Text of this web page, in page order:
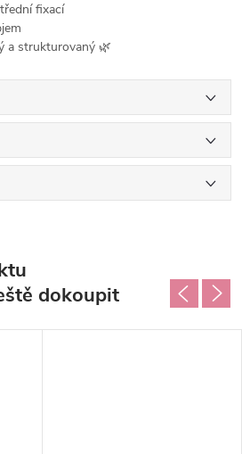
fixací
a strukturovaný 🌿
dokoupit